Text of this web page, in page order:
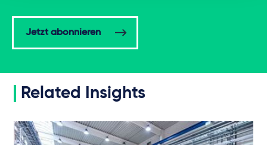
Jetzt abonnieren
Related Insights